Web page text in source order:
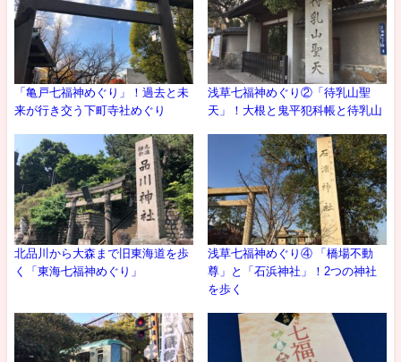
「亀戸七福神めぐり」！過去と未
来が行き交う下町寺社めぐり
浅草七福神めぐり②「待乳山聖
天」！大根と鬼平犯科帳と待乳山
北品川から大森まで旧東海道を歩
く「東海七福神めぐり」
浅草七福神めぐり④ 「橋場不動
尊」と「石浜神社」！2つの神社
を歩く